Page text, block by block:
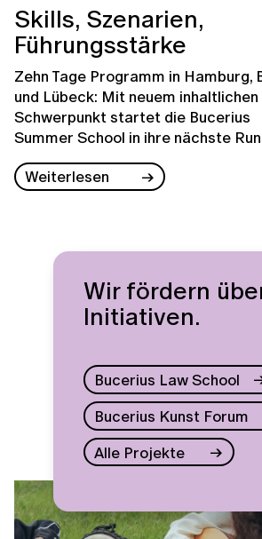
Skills, Szenarien,
Führungsstärke
Zehn Tage Programm in Hamburg,
und Lübeck: Mit neuem inhaltlichen
Schwerpunkt startet die Bucerius
Summer School in ihre nächste
Weiterlesen
Wir fördern
Initiativen.
Bucerius Law School
Bucerius Kunst Forum
Alle Projekte